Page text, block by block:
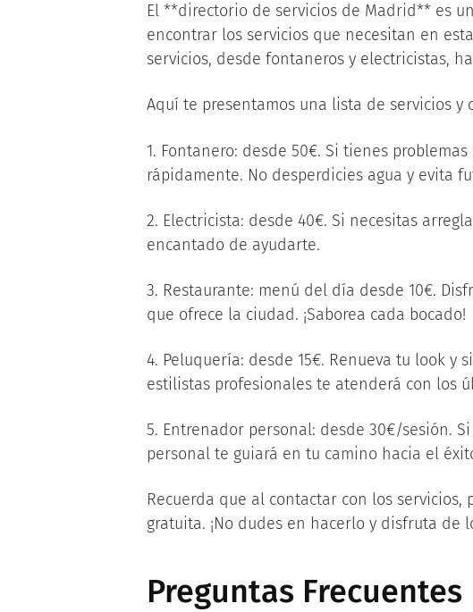
El **directorio de servicios de Madrid** es
encontrar los servicios que necesitan en
servicios, desde fontaneros y electricistas,
Aquí te presentamos una lista de servicios y
1. Fontanero: desde 50€. Si tienes
rápidamente. No desperdicies agua y evita
2. Electricista: desde 40€. Si necesitas
encantado de ayudarte.
3. Restaurante: menú del día desde 10€.
que ofrece la ciudad. ¡Saborea cada bocado!
4. Peluquería: desde 15€. Renueva tu look
estilistas profesionales te atenderá con los
5. Entrenador personal: desde 30€/sesión.
personal te guiará en tu camino hacia el
Recuerda que al contactar con los
gratuita. ¡No dudes en hacerlo y disfruta
Preguntas Frecuentes